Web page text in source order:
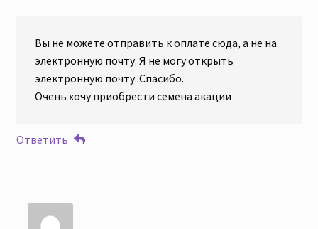
Вы не можете отправить к оплате сюда, а не на
электронную почту. Я не могу открыть
электронную почту. Спасибо.
Очень хочу приобрести семена акации
Ответить